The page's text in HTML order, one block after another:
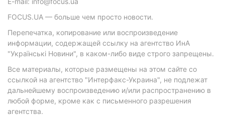
FOCUS.UA — больше чем просто новости.
Перепечатка, копирование или воспроизведение
информации, содержащей ссылку на агентство ИнА
"Українські Новини", в каком-либо виде строго запрещены.
Все материалы, которые размещены на этом сайте со
ссылкой на агентство "Интерфакс-Украина", не подлежат
дальнейшему воспроизведению и/или распространению в
любой форме, кроме как с письменного разрешения
агентства.